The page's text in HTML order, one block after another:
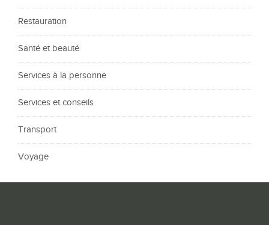
Restauration
Santé et beauté
Services à la personne
Services et conseils
Transport
Voyage